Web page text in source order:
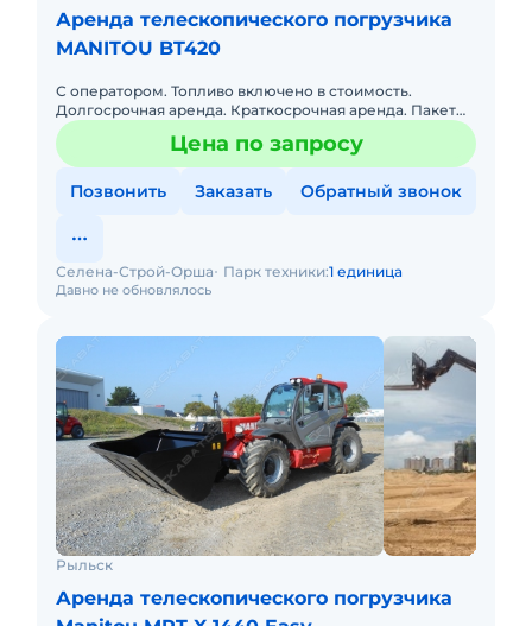
Аренда телескопического погрузчика
MANITOU BT420
С оператором. Топливо включено в стоимость.
Долгосрочная аренда. Краткосрочная аренда. Пакет
отчетных документов.
Цена по запросу
Позвонить Заказать Обратный звонок
Давно не обновлялось
Селена-Строй-Орша Парк техники:1 единица
Рыльск
Аренда телескопического погрузчика